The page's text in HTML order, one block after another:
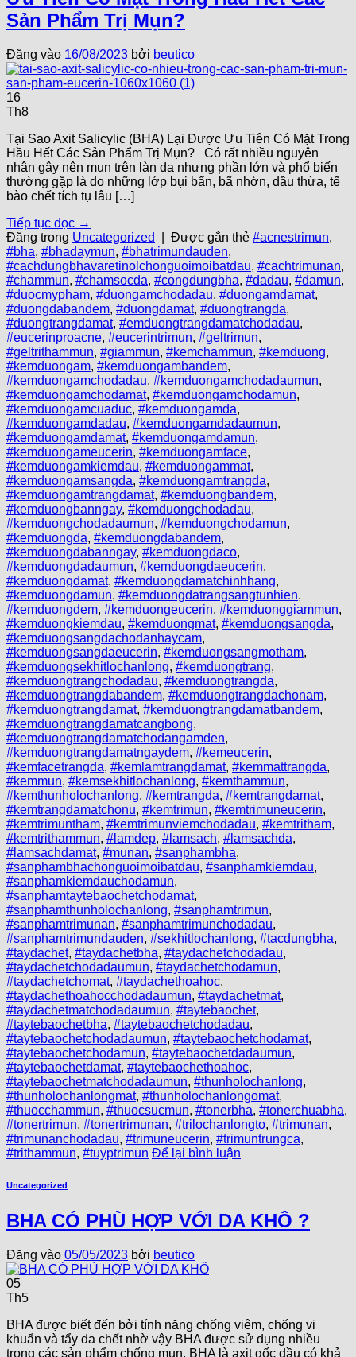
Sản Phẩm Trị Mụn?
Đăng vào 16/08/2023 bởi beutico
16
Th8
Tại Sao Axit Salicylic (BHA) Lại Được Ưu Tiên Có Mặt Trong
Hầu Hết Các Sản Phẩm Trị Mụn? Có rất nhiều nguyên
nhân gây nên mụn trên làn da nhưng phần lớn và phổ biến
thường gặp là do những lớp bụi bẩn, bã nhờn, dầu thừa, tế
bào chết tích tụ lâu […]
Tiếp tục đọc →
Đăng trong Uncategorized Được gắn thẻ #acnestrimun,
#bha, #bhadaymun, #bhatrimundauden,
#cachdungbhavaretinolchonguoimoibatdau, #cachtrimunan,
#chammun, #chamsocda, #congdungbha, #dadau, #damun,
#duocmypham, #duongamchodadau, #duongamdamat,
#duongdabandem, #duongdamat, #duongtrangda,
#duongtrangdamat, #emduongtrangdamatchodadau,
#eucerinproacne, #eucerintrimun, #geltrimun,
#geltrithammun, #giammun, #kemchammun, #kemduong,
#kemduongam, #kemduongambandem,
#kemduongamchodadau, #kemduongamchodadaumun,
#kemduongamchodamat, #kemduongamchodamun,
#kemduongamcuaduc, #kemduongamda,
#kemduongamdadau, #kemduongamdadaumun,
#kemduongamdamat, #kemduongamdamun,
#kemduongameucerin, #kemduongamface,
#kemduongamkiemdau, #kemduongammat,
#kemduongamsangda, #kemduongamtrangda,
#kemduongamtrangdamat, #kemduongbandem,
#kemduongbanngay, #kemduongchodadau,
#kemduongchodadaumun, #kemduongchodamun,
#kemduongda, #kemduongdabandem,
#kemduongdabanngay, #kemduongdaco,
#kemduongdadaumun, #kemduongdaeucerin,
#kemduongdamat, #kemduongdamatchinhhang,
#kemduongdamun, #kemduongdatrangsangtunhien,
#kemduongdem, #kemduongeucerin, #kemduonggiammun,
#kemduongkiemdau, #kemduongmat, #kemduongsangda,
#kemduongsangdachodanhaycam,
#kemduongsangdaeucerin, #kemduongsangmotham,
#kemduongsekhitlochanlong, #kemduongtrang,
#kemduongtrangchodadau, #kemduongtrangda,
#kemduongtrangdabandem, #kemduongtrangdachonam,
#kemduongtrangdamat, #kemduongtrangdamatbandem,
#kemduongtrangdamatcangbong,
#kemduongtrangdamatchodangamden,
#kemduongtrangdamatngaydem, #kemeucerin,
#kemfacetrangda, #kemlamtrangdamat, #kemmattrangda,
#kemmun, #kemsekhitlochanlong, #kemthammun,
#kemthunholochanlong, #kemtrangda, #kemtrangdamat,
#kemtrangdamatchonu, #kemtrimun, #kemtrimuneucerin,
#kemtrimuntham, #kemtrimunviemchodadau, #kemtritham,
#kemtrithammun, #lamdep, #lamsach, #lamsachda,
#lamsachdamat, #munan, #sanphambha,
#sanphambhachonguoimoibatdau, #sanphamkiemdau,
#sanphamkiemdauchodamun,
#sanphamtaytebaochetchodamat,
#sanphamthunholochanlong, #sanphamtrimun,
#sanphamtrimunan, #sanphamtrimunchodadau,
#sanphamtrimundauden, #sekhitlochanlong, #tacdungbha,
#taydachet, #taydachetbha, #taydachetchodadau,
#taydachetchodadaumun, #taydachetchodamun,
#taydachetchomat, #taydachethoahoc,
#taydachethoahocchodadaumun, #taydachetmat,
#taydachetmatchodadaumun, #taytebaochet,
#taytebaochetbha, #taytebaochetchodadau,
#taytebaochetchodadaumun, #taytebaochetchodamat,
#taytebaochetchodamun, #taytebaochetdadaumun,
#taytebaochetdamat, #taytebaochethoahoc,
#taytebaochetmatchodadaumun, #thunholochanlong,
#thunholochanlongmat, #thunholochanlongomat,
#thuocchammun, #thuocsucmun, #tonerbha, #tonerchuabha,
#tonertrimun, #tonertrimunan, #trilochanlongto, #trimunan,
#trimunanchodadau, #trimuneucerin, #trimuntrungca,
#trithammun, #tuyptrimun Để lại bình luận
Uncategorized
BHA CÓ PHÙ HỢP VỚI DA KHÔ ?
Đăng vào 05/05/2023 bởi beutico
05
Th5
BHA được biết đến bởi tính năng chống viêm, chống vi
khuẩn và tẩy da chết nhờ vậy BHA được sử dụng nhiều
trong các sản phẩm chống mụn. BHA là axit gốc dầu có khả